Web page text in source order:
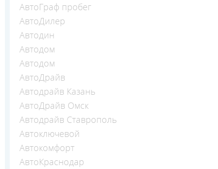
АвтоГраф пробег
АвтоДилер
Автодин
Автодом
Автодом
АвтоДрайв
Автодрайв Казань
АвтоДрайв Омск
Автодрайв Ставрополь
Автоключевой
Автокомфорт
АвтоКраснодар